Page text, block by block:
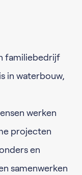
familiebedrijf
in waterbouw,
werken
projecten
en
samenwerken